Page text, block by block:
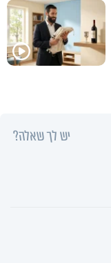
יש לך שאלה?